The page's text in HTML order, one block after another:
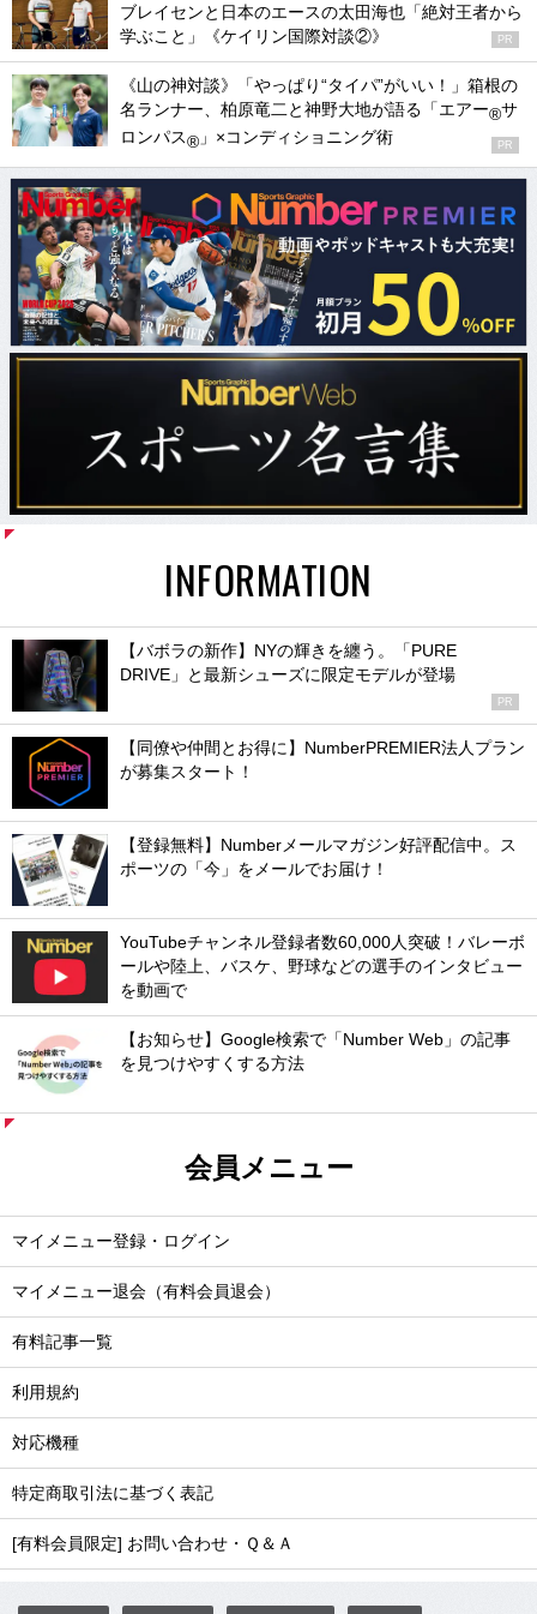
ブレイセンと日本のエースの太田海也「絶対王者から
学ぶこと」《ケイリン国際対談②》
PR
《山の神対談》「やっぱり“タイパ”がいい！」箱根の
名ランナー、柏原竜二と神野大地が語る「エアー®サ
ロンパス® 」×コンディショニング術 PR
INFORMATION
【バボラの新作】NYの輝きを纏う。「PURE
DRIVE」と最新シューズに限定モデルが登場
PR
【同僚や仲間とお得に】NumberPREMIER法人プラン
が募集スタート！
【登録無料】Numberメールマガジン好評配信中。ス
ポーツの「今」をメールでお届け！
YouTubeチャンネル登録者数60,000人突破！バレーボ
ールや陸上、バスケ、野球などの選手のインタビュー
を動画で
【お知らせ】Google検索で「Number Web」の記事
を見つけやすくする方法
会員メニュー
マイメニュー登録・ログイン
マイメニュー退会（有料会員退会）
有料記事一覧
利用規約
対応機種
特定商取引法に基づく表記
[有料会員限定] お問い合わせ・Ｑ＆Ａ